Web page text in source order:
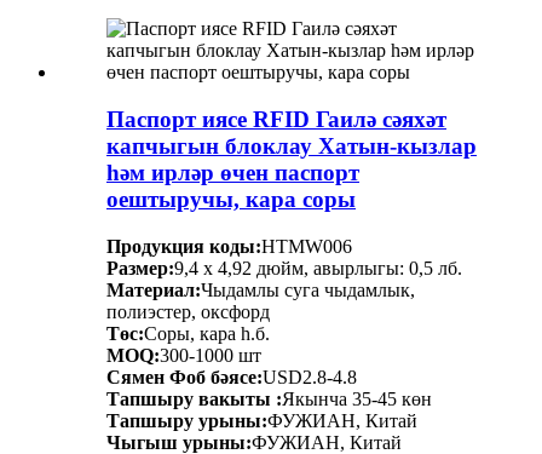
Паспорт иясе RFID Гаилә сәяхәт
капчыгын блоклау Хатын-кызлар
һәм ирләр өчен паспорт
оештыручы, кара соры
Продукция коды:HTMW006
Размер:9,4 х 4,92 дюйм, авырлыгы: 0,5 лб.
Материал:Чыдамлы суга чыдамлык,
полиэстер, оксфорд
Төс:Соры, кара һ.б.
MOQ:300-1000 шт
Сямен Фоб бәясе:USD2.8-4.8
Тапшыру вакыты :Якынча 35-45 көн
Тапшыру урыны:ФУЖИАН, Китай
Чыгыш урыны:ФУЖИАН, Китай